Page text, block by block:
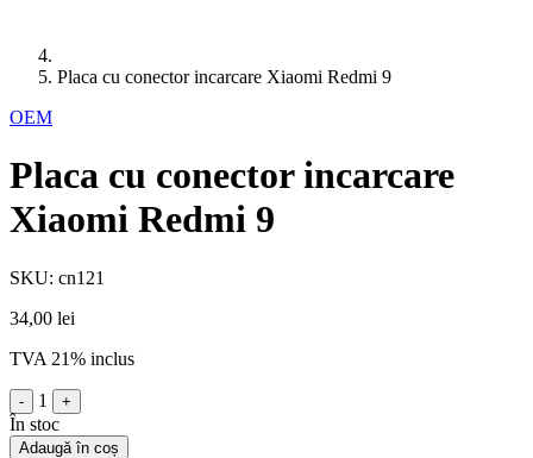
Placa cu conector incarcare Xiaomi Redmi 9
OEM
Placa cu conector incarcare
Xiaomi Redmi 9
SKU: cn121
34,00 lei
TVA 21% inclus
- 1 +
În stoc
Adaugă în coș